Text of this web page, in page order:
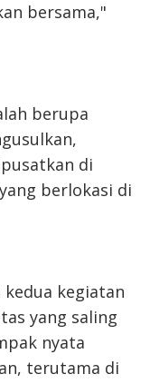
bersama,"
berupa
di
berlokasi di
kedua kegiatan
yang saling
nyata
terutama di